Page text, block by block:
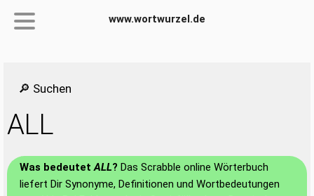
www.wortwurzel.de
🔎 Suchen
ALL
Was bedeutetALL? Das Scrabble online Wörterbuch
liefert Dir Synonyme, Definitionen und Wortbedeutungen